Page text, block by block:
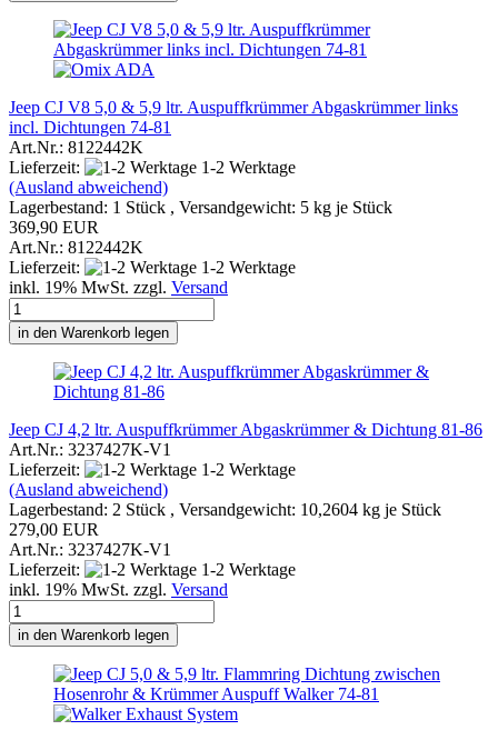
Jeep CJ V8 5,0 & 5,9 ltr. Auspuffkrümmer Abgaskrümmer links
incl. Dichtungen 74-81
Art.Nr.: 8122442K
Lieferzeit:
1-2 Werktage
(Ausland abweichend)
Lagerbestand: 1 Stück , Versandgewicht: 5 kg je Stück
369,90 EUR
Art.Nr.: 8122442K
Lieferzeit:
1-2 Werktage
inkl. 19% MwSt. zzgl. Versand
in den Warenkorb legen
Jeep CJ 4,2 ltr. Auspuffkrümmer Abgaskrümmer & Dichtung 81-86
Art.Nr.: 3237427K-V1
Lieferzeit:
1-2 Werktage
(Ausland abweichend)
Lagerbestand: 2 Stück , Versandgewicht: 10,2604 kg je Stück
279,00 EUR
Art.Nr.: 3237427K-V1
Lieferzeit:
1-2 Werktage
inkl. 19% MwSt. zzgl. Versand
in den Warenkorb legen